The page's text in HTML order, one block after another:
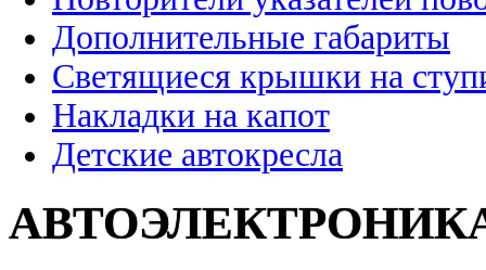
Дополнительные габариты
Светящиеся крышки на
Накладки на капот
Детские автокресла